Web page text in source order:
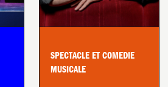
SPECTACLE ET COMEDIE
MUSICALE